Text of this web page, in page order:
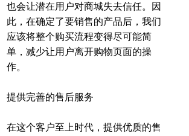
也会让潜在用户对商城失去信任。因
此，在确定了要销售的产品后，我们
应该将整个购买流程变得尽可能简
单，减少让用户离开购物页面的操
作。
提供完善的售后服务
在这个客户至上时代，提供优质的售